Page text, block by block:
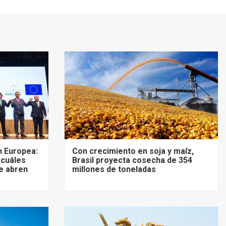
Europea:
abren
Con crecimiento en soja y maíz,
Brasil proyecta cosecha de 354
millones de toneladas